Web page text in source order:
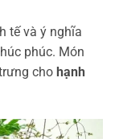
tế và ý nghĩa
phúc. Món
cho hạnh